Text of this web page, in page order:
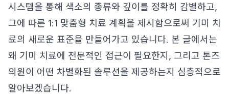
시스템을 통해 색소의 종류와 깊이를 정확히 감별하고,
그에 따른 1:1 맞춤형 치료 계획을 제시함으로써 기미 치
료의 새로운 표준을 만들어가고 있습니다. 본 글에서는
왜 기미 치료에 전문적인 접근이 필요한지, 그리고 톤즈
의원이 어떤 차별화된 솔루션을 제공하는지 심층적으로
알아보겠습니다.